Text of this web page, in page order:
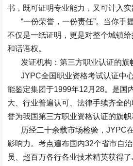
书，既可证明专业能力，又可计入实
“一份荣誉，一份责任”。当你手
不仅是一纸证明，更是对整个城镇
和话语权。
发证机构：第三方职业认证的旗
JYPC全国职业资格考试认证中
能鉴定集团于1999年12 月 28。是国
大、行业普遍认可、法律手续齐全
誉为我国第三方职业资格认证的旗帜
历经二十余载市场检验，JYPC
影响力。考点遍布国内32个省市自
员、超百万各行各业技术精英获得了